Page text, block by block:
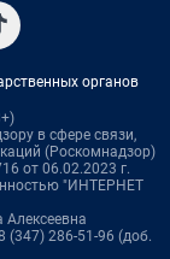
органов
в сфере связи,
(Роскомнадзор)
от 06.02.2023 г.
"ИНТЕРНЕТ
Алексеевна
(347) 286-51-96 (доб.